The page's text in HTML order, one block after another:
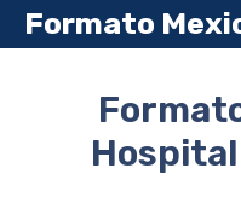
Saltar
al
Formato